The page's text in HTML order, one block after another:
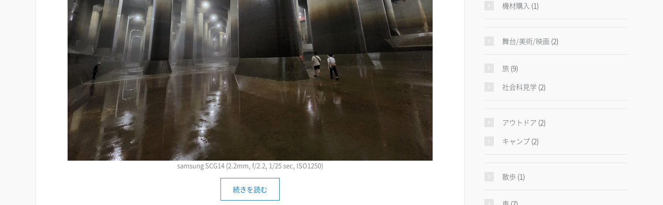
samsung SCG14 (2.2mm, f/2.2, 1/25 sec, ISO1250)
続きを読む
機材購入 (1)
舞台/美術/映画 (2)
旅 (9)
社会科見学 (2)
アウトドア (2)
キャンプ (2)
散歩 (1)